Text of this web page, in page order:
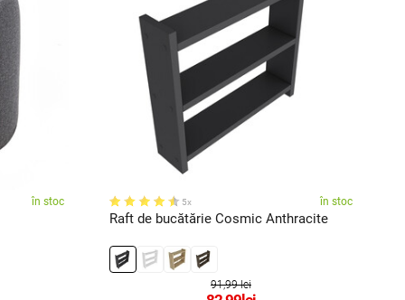
în stoc 5x în stoc
Raft de bucătărie Cosmic Anthracite
91,99 lei